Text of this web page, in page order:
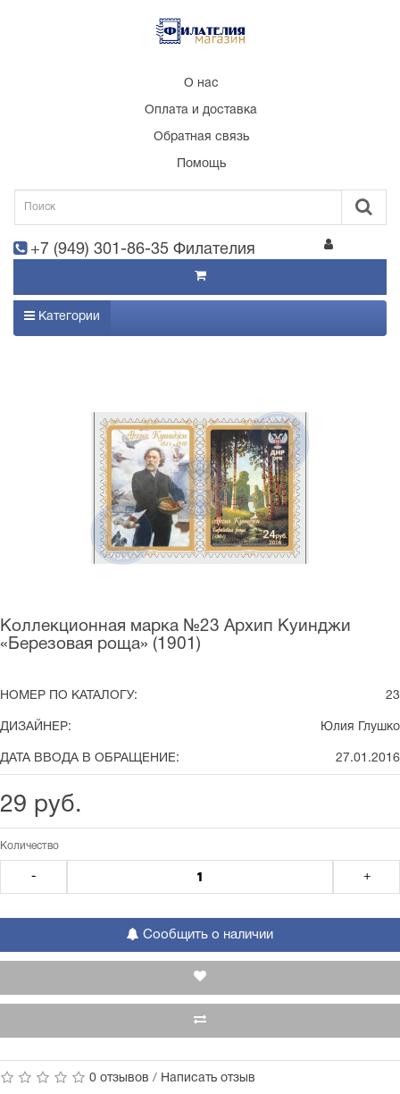
О нас
Оплата и доставка
Обратная связь
Помощь
+7 (949) 301-86-35 Филателия
Категории
Коллекционная марка №23 Архип Куинджи
«Березовая роща» (1901)
НОМЕР ПО КАТАЛОГУ: 23
ДИЗАЙНЕР: Юлия Глушко
ДАТА ВВОДА В ОБРАЩЕНИЕ: 27.01.2016
29 руб.
Количество
- +
Сообщить о наличии
0 отзывов / Написать отзыв